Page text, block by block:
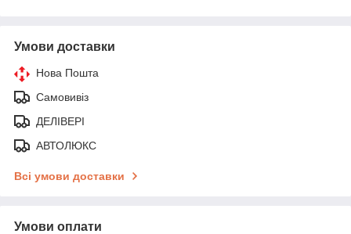
Умови доставки
Нова Пошта
Самовивіз
ДЕЛІВЕРІ
АВТОЛЮКС
Всі умови доставки
Умови оплати